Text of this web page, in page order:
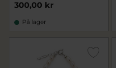
300,00 kr
På lager